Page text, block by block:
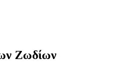
Ζωδίων